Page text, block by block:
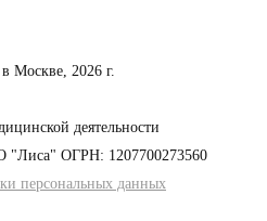
Москве, 2026 г.
деятельности
"Лиса" ОГРН: 1207700273560
персональных данных